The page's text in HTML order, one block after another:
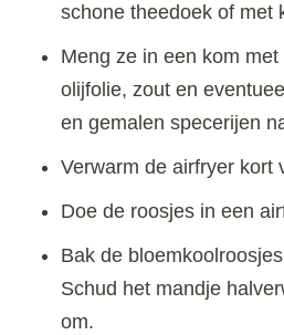
schone theedoek of met
Meng ze in een kom
olijfolie, zout en
en gemalen specerijen
Verwarm de airfryer kort
Doe de roosjes in een
Bak de
Schud het mandje
om.